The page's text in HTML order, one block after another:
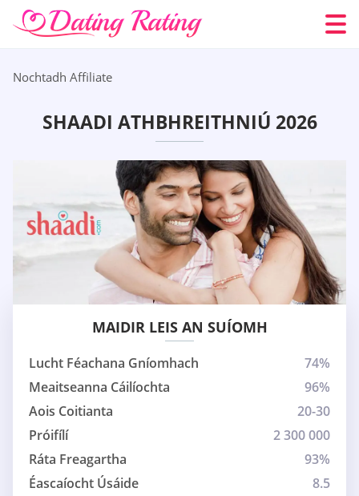
Nochtadh Affiliate
SHAADI ATHBHREITHNIÚ 2026
MAIDIR LEIS AN SUÍOMH
Lucht Féachana Gníomhach
74%
Meaitseanna Cáilíochta
96%
Aois Coitianta
20-30
Próifílí
2 300 000
Ráta Freagartha
93%
Éascaíocht Úsáide
8.5